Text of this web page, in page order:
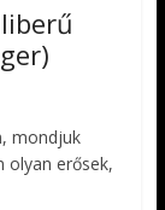
mondjuk
erősek,